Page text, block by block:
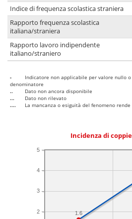
Indice di frequenza scolastica straniera
Rapporto frequenza scolastica
italiana/straniera
Rapporto lavoro indipendente
italiano/straniero
-
Indicatore non applicabile per valore nullo
denominatore
..
Dato non ancora disponibile
...
Dato non rilevato
....
La mancanza o esiguità del fenomeno
Incidenza di
2
3
4
5
1.6